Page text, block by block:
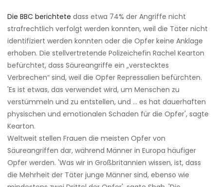
Die BBC berichtete dass etwa 74% der Angriffe nicht
strafrechtlich verfolgt werden konnten, weil die Täter nicht
identifiziert werden konnten oder die Opfer keine Anklage
erhoben. Die stellvertretende Polizeichefin Rachel Kearton
befürchtet, dass Säureangriffe ein „verstecktes
Verbrechen“ sind, weil die Opfer Repressalien befürchten.
'Es ist etwas, das verwendet wird, um Menschen zu
verstümmeln und zu entstellen, und ... es hat dauerhaften
physischen und emotionalen Schaden für die Opfer', sagte
Kearton.
Weltweit stellen Frauen die meisten Opfer von
Säureangriffen dar, während Männer in Europa häufiger
Opfer werden. 'Was wir in Großbritannien wissen, ist, dass
die Mehrheit der Täter junge Männer sind, ebenso wie